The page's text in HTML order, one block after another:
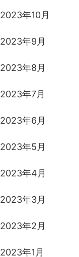
2023年10月
2023年9月
2023年8月
2023年7月
2023年6月
2023年5月
2023年4月
2023年3月
2023年2月
2023年1月